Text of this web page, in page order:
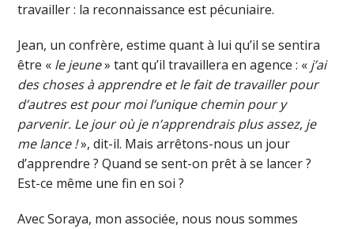
travailler : la reconnaissance est pécuniaire.
Jean, un confrère, estime quant à lui qu’il se sentira
être « le jeune» tant qu’il travaillera en agence : « j’ai
des choses à apprendre et le fait de travailler pour
d’autres est pour moi l’unique chemin pour y
parvenir. Le jour où je n’apprendrais plus assez, je
me lance !», dit-il. Mais arrêtons-nous un jour
d’apprendre ? Quand se sent-on prêt à se lancer ?
Est-ce même une fin en soi ?
Avec Soraya, mon associée, nous nous sommes